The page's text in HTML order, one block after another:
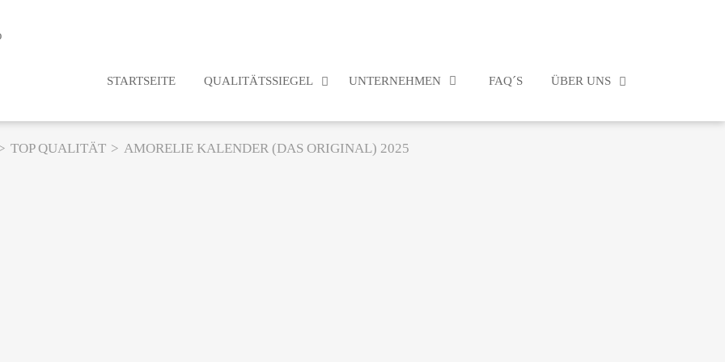
STARTSEITE QUALITÄTSSIEGEL UNTERNEHMEN FAQ´S ÜBER UNS
TOP QUALITÄT AMORELIE KALENDER (DAS ORIGINAL) 2025